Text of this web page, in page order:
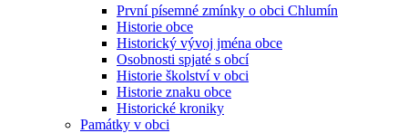
První písemné zmínky o obci Chlumín
Historie obce
Historický vývoj jména obce
Osobnosti spjaté s obcí
Historie školství v obci
Historie znaku obce
Historické kroniky
Památky v obci